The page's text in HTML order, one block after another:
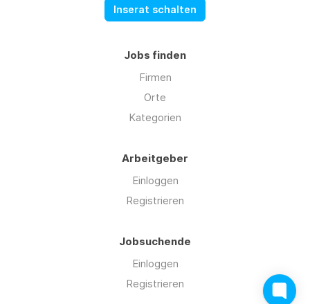
Inserat schalten
Jobs finden
Firmen
Orte
Kategorien
Arbeitgeber
Einloggen
Registrieren
Jobsuchende
Einloggen
Registrieren